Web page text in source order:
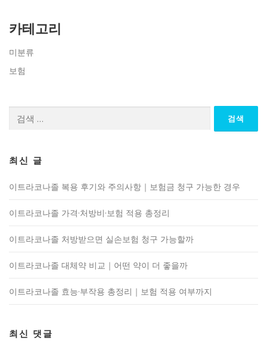
카테고리
미분류
보험
최신 글
이트라코나졸 복용 후기와 주의사항｜보험금 청구 가능한 경우
이트라코나졸 가격·처방비·보험 적용 총정리
이트라코나졸 처방받으면 실손보험 청구 가능할까
이트라코나졸 대체약 비교｜어떤 약이 더 좋을까
이트라코나졸 효능·부작용 총정리｜보험 적용 여부까지
최신 댓글